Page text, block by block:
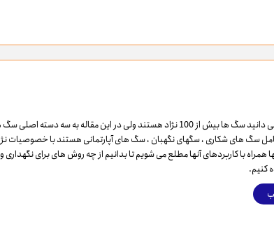
همان طور که می دانید سگ ها بیش از 100 نژاد هستند ولی در این مقاله به سه دسته
سگ های شکاری ، سگهای نگهبان ، سگ های آپارتمانی هستند با خصوصیات
همراه با کاربردهای آنها مطلع می شویم تا بدانیم از چه روش های برای نگهداری
کنیم.